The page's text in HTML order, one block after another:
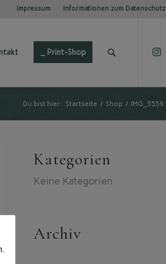
Impressum Informationen zum Datenschutz
_ Print-Shop
Du bist hier: Startseite / Shop / IMG_5559
Kategorien
Keine Kategorien
Archiv